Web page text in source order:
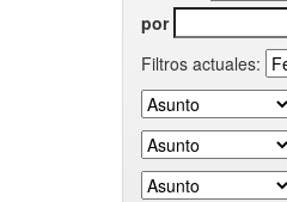
por
Filtros actuales: